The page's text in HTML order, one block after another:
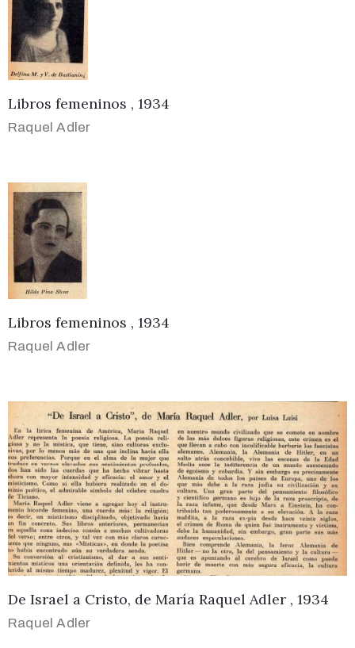
Libros femeninos , 1934
Raquel Adler
Libros femeninos , 1934
Raquel Adler
De Israel a Cristo, de María Raquel Adler , 1934
Raquel Adler